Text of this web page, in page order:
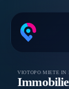
VIOTOPO/MIETE IN